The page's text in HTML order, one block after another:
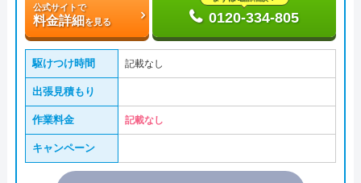
公式サイトで
料金詳細を見る 0120-334-805
駆けつけ時間 記載なし
出張見積もり
作業料金 記載なし
キャンペーン